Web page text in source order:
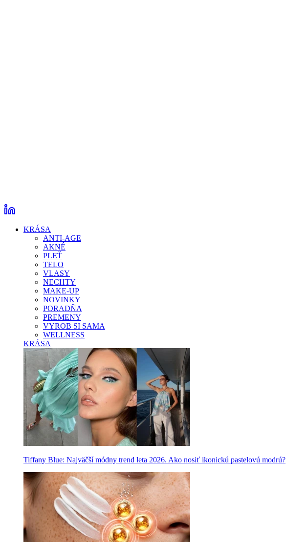
KRÁSA
ANTI-AGE
AKNÉ
PLEŤ
TELO
VLASY
NECHTY
MAKE-UP
NOVINKY
PORADŇA
PREMENY
VYROB SI SAMA
WELLNESS
KRÁSA
Tiffany Blue: Najväčší módny trend leta 2026. Ako nosiť ikonickú pastelovú modrú?